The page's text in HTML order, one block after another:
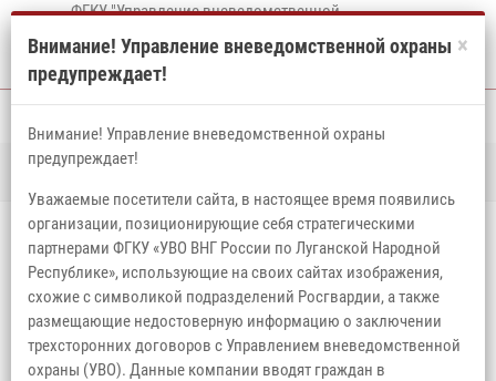
×
Внимание! Управление вневедомственной охраны
предупреждает!
Внимание! Управление вневедомственной охраны
предупреждает!
Уважаемые посетители сайта, в настоящее время появились
организации, позиционирующие себя стратегическими
партнерами ФГКУ «УВО ВНГ России по Луганской Народной
Республике», использующие на своих сайтах изображения,
схожие с символикой подразделений Росгвардии, а также
размещающие недостоверную информацию о заключении
трехсторонних договоров с Управлением вневедомственной
охраны (УВО). Данные компании вводят граждан в
ФГКУ "Управление вневедомственной
Российской Федерации по Луганской
Народной Республике"
Главная Новости
СОТРУДНИКИ ВНЕВЕДОМСТВЕННОЙ
ОХРАНЫ ЗАДЕРЖАЛИ
ПРАВОНАРУШИТЕЛЯ НА ОХРАНЯЕМОМ
ОБЪЕКТЕ